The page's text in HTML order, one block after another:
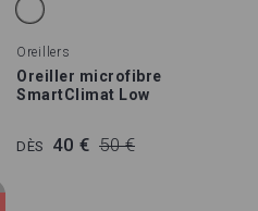
Oreillers
Oreiller microfibre
SmartClimat Low
DÈS 40 € 50 €